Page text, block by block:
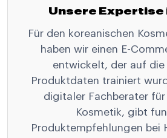
Unsere Expertise
Für den koreanischen
haben wir einen E-
entwickelt, der auf
Produktdaten trainiert
digitaler Fachberater für
Kosmetik, gibt
Produktempfehlungen bei